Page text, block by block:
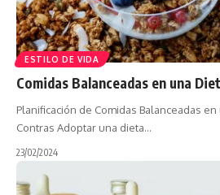
ESTILO DE VIDA
Comidas Balanceadas en una
Planificación de Comidas Balanceadas
Contras Adoptar una dieta…
23/02/2024